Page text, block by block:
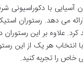
آسیایی با
ارائه می دهد.
علاوه بر این
با انتخاب هر یک از این
خاص را تجربه کنید.